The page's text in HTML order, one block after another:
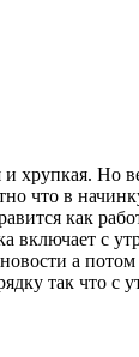
хрупкая. Но
что в
как
включает с
а
так что с